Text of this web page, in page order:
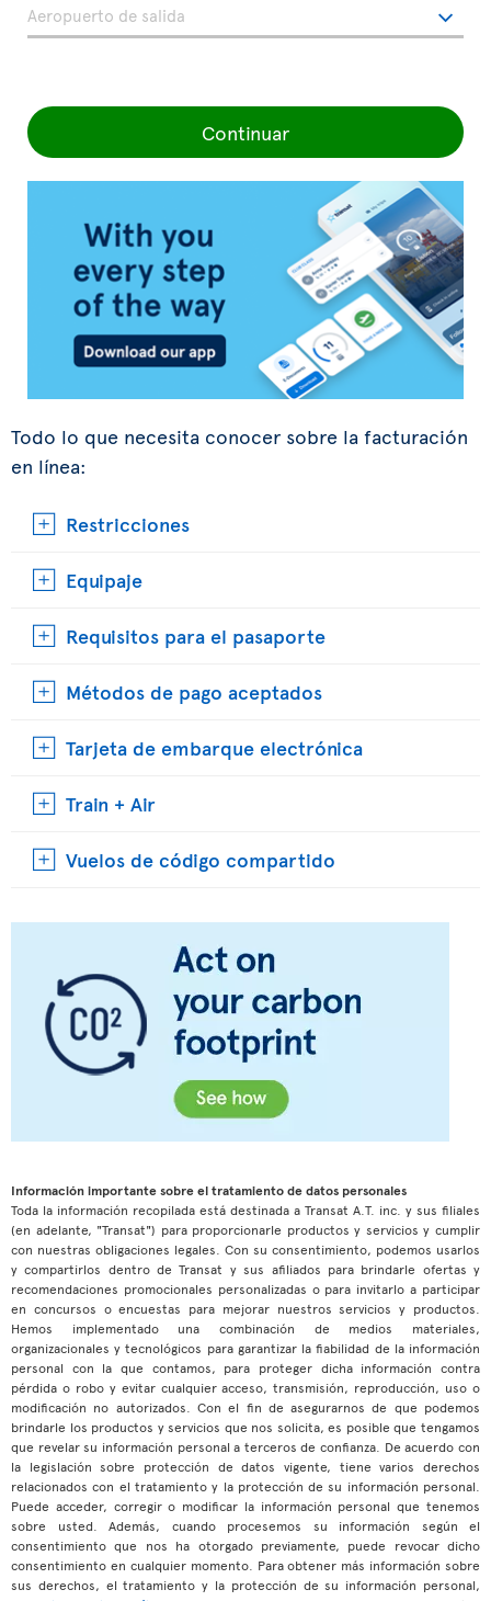
Continuar
Todo lo que necesita conocer sobre la facturación
en línea:
Restricciones
Equipaje
Requisitos para el pasaporte
Métodos de pago aceptados
Tarjeta de embarque electrónica
Train + Air
Vuelos de código compartido
Información importante sobre el tratamiento de datos personales
Toda la información recopilada está destinada a Transat A.T. inc. y sus filiales
(en adelante, "Transat") para proporcionarle productos y servicios y cumplir
con nuestras obligaciones legales. Con su consentimiento, podemos usarlos
y compartirlos dentro de Transat y sus afiliados para brindarle ofertas y
recomendaciones promocionales personalizadas o para invitarlo a participar
en concursos o encuestas para mejorar nuestros servicios y productos.
Hemos implementado una combinación de medios materiales,
organizacionales y tecnológicos para garantizar la fiabilidad de la información
personal con la que contamos, para proteger dicha información contra
pérdida o robo y evitar cualquier acceso, transmisión, reproducción, uso o
modificación no autorizados. Con el fin de asegurarnos de que podemos
brindarle los productos y servicios que nos solicita, es posible que tengamos
que revelar su información personal a terceros de confianza. De acuerdo con
la legislación sobre protección de datos vigente, tiene varios derechos
relacionados con el tratamiento y la protección de su información personal.
Puede acceder, corregir o modificar la información personal que tenemos
sobre usted. Además, cuando procesemos su información según el
consentimiento que nos ha otorgado previamente, puede revocar dicho
consentimiento en cualquier momento. Para obtener más información sobre
sus derechos, el tratamiento y la protección de su información personal,